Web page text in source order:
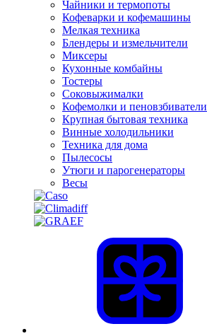
Чайники и термопоты
Кофеварки и кофемашины
Мелкая техника
Блендеры и измельчители
Миксеры
Кухонные комбайны
Тостеры
Соковыжималки
Кофемолки и пеновзбиватели
Крупная бытовая техника
Винные холодильники
Техника для дома
Пылесосы
Утюги и парогенераторы
Весы